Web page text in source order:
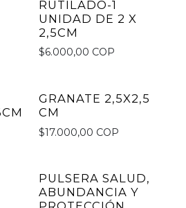
RUTILADO-1
UNIDAD DE 2 X
2,5CM
$6.000,00 COP
GRANATE 2,5X2,5
CM
$17.000,00 COP
Not available
PULSERA SALUD,
ABUNDANCIA Y